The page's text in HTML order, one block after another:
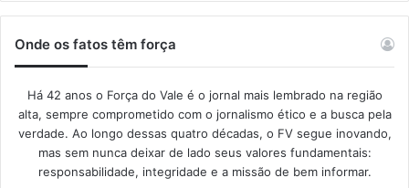
Onde os fatos têm força
Há 42 anos o Força do Vale é o jornal mais lembrado na região
alta, sempre comprometido com o jornalismo ético e a busca pela
verdade. Ao longo dessas quatro décadas, o FV segue inovando,
mas sem nunca deixar de lado seus valores fundamentais:
responsabilidade, integridade e a missão de bem informar.​